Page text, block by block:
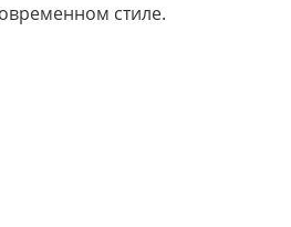
стиле.